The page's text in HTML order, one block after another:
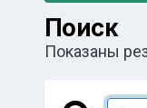
Поиск
Показаны